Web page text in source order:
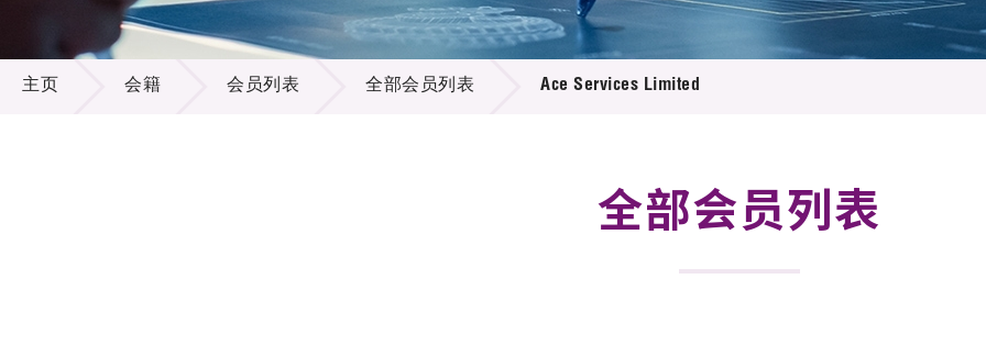
招标通告
征求研发项目计划书
项目资料库
资讯中心
多媒体
出版刊物
会籍
主页 会籍 会员列表 全部会员列表 Ace Services Limited
全部会员列表